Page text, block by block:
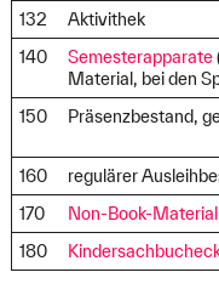
132 Aktivithek
140
Semesterapparate
Material, bei den
150
Präsenzbestand,
160
regulärer
170
Non-Book-Material
180